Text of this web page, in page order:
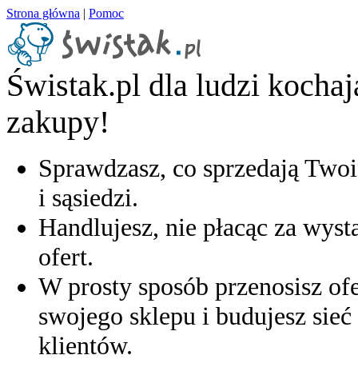
Strona główna | Pomoc
Świstak.pl dla ludzi
zakupy!
Sprawdzasz, co sprzedają
i sąsiedzi.
Handlujesz, nie płacąc za
ofert.
W prosty sposób przenosisz
swojego sklepu i budujesz sieć
klientów.